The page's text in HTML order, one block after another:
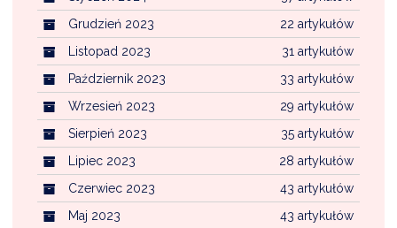
22 artykułów
Grudzień 2023
31 artykułów
Listopad 2023
33 artykułów
Październik 2023
29 artykułów
Wrzesień 2023
35 artykułów
Sierpień 2023
28 artykułów
Lipiec 2023
43 artykułów
Czerwiec 2023
43 artykułów
Maj 2023